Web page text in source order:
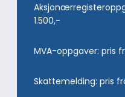
1.500,-
MVA-oppgaver: pris
Skattemelding: pris